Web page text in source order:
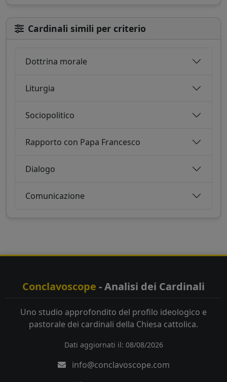
Cardinali simili per criterio
Dottrina morale
Liturgia
Sociopolitico
Rapporto con Papa Francesco
Dialogo
Comunicazione
Conclavoscope - Analisi dei Cardinali
Uno studio approfondito del profilo ideologico e
pastorale dei cardinali della Chiesa cattolica.
Dati aggiornati il: 08/08/2026
info@conclavoscope.com